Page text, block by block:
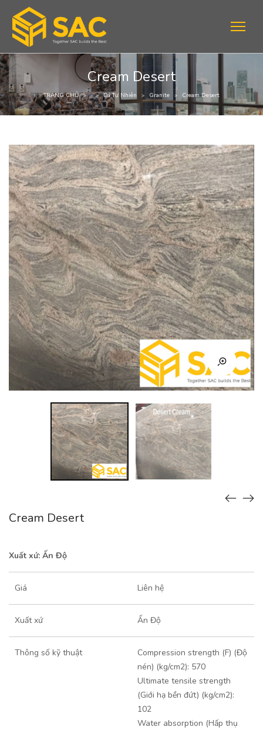
Cream Desert
TRANG CHỦ > > Đá Tự Nhiên > Granite > Cream Desert
Cream Desert
Xuất xứ: Ấn Độ
Giá Liên hệ
Xuất xứ Ấn Độ
Thông số kỹ thuật
Compression strength (F) (Độ
nén) (kg/cm2): 570
Ultimate tensile strength
(Giới hạ bền đứt) (kg/cm2):
102
Water absorption (Hấp thụ